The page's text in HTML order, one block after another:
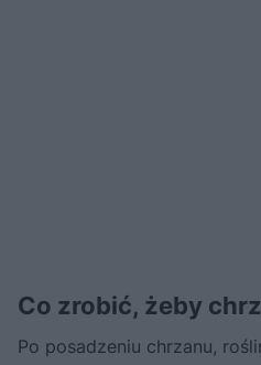
Co zrobić, żeby
Po posadzeniu chrzanu,